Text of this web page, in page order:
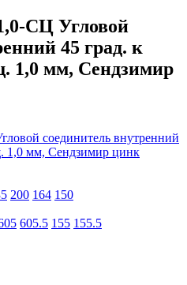
СЦ Угловой
45 град. к
1,0 мм, Сендзимир
200 164 150
605.5 155 155.5